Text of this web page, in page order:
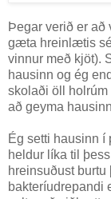
Þegar verið er að
gæta hreinlætis
vinnur með kjöt).
hausinn og ég
skolaði öll holrúm
að geyma
Ég setti hausinn
heldur líka til
hreinsuðust
bakteríudrepandi